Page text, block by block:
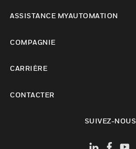
ASSISTANCE MYAUTOMATION
COMPAGNIE
CARRIÈRE
CONTACTER
SUIVEZ-NOUS